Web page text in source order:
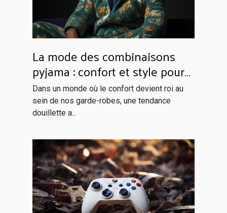
La mode des combinaisons
pyjama : confort et style pour
rester à la maison
Dans un monde où le confort devient roi au
sein de nos garde-robes, une tendance
douillette a...